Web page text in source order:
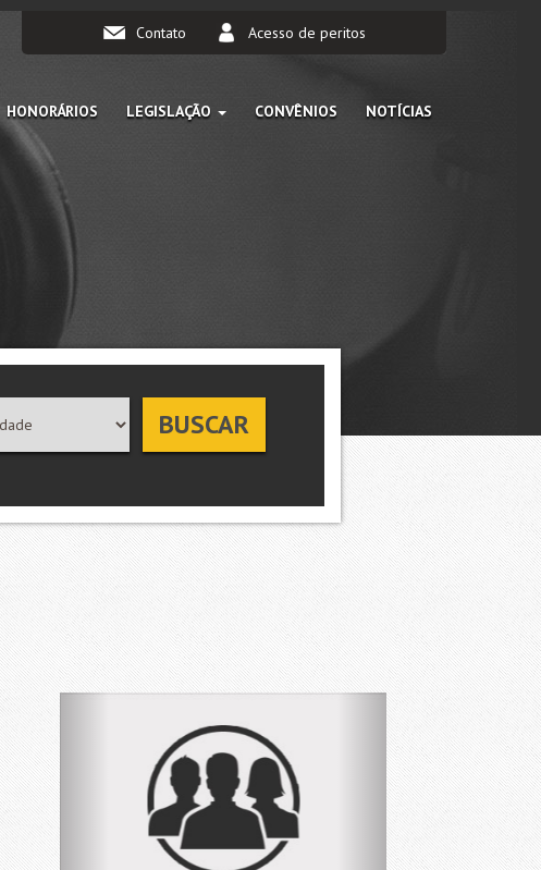
Contato Acesso de peritos
HONORÁRIOS LEGISLAÇÃO CONVÊNIOS NOTÍCIAS
BUSCAR